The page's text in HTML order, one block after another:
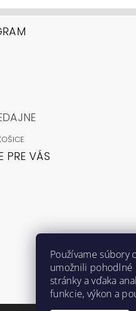
PRE VÁS
Používame súbory
umožnili
stránky a vďaka
funkcie, výkon a